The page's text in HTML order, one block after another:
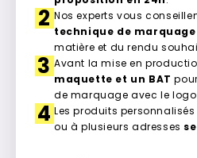
2 Nos experts vous
technique de marquage
matière et du rendu
3 Avant la mise en
maquette et un BAT
de marquage avec le logo
4 Les produits
ou à plusieurs adresses